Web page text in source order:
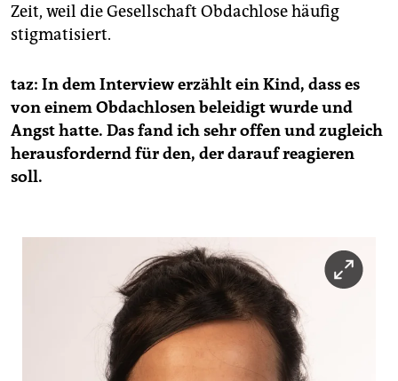
Zeit, weil die Gesellschaft Obdachlose häufig
stigmatisiert.
taz: In dem Interview erzählt ein Kind, dass es
von einem Obdachlosen beleidigt wurde und
Angst hatte. Das fand ich sehr offen und zugleich
herausfordernd für den, der darauf reagieren
soll.